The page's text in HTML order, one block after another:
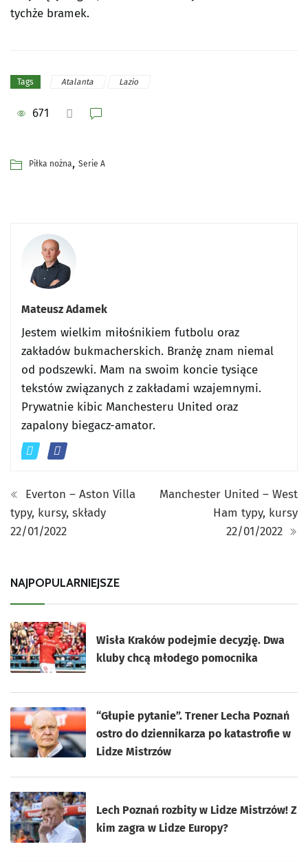
tychże bramek.
Tags Atalanta Lazio
671
Piłka nożna, Serie A
Mateusz Adamek
Jestem wielkim miłośnikiem futbolu oraz
zakładów bukmacherskich. Branżę znam niemal
od podszewki. Mam na swoim koncie tysiące
tekstów związanych z zakładami wzajemnymi.
Prywatnie kibic Manchesteru United oraz
zapalony biegacz-amator.
Everton – Aston Villa
typy, kursy, składy
22/01/2022
Manchester United – West
Ham typy, kursy
22/01/2022
NAJPOPULARNIEJSZE
Wisła Kraków podejmie decyzję. Dwa
kluby chcą młodego pomocnika
“Głupie pytanie”. Trener Lecha Poznań
ostro do dziennikarza po katastrofie w
Lidze Mistrzów
Lech Poznań rozbity w Lidze Mistrzów! Z
kim zagra w Lidze Europy?